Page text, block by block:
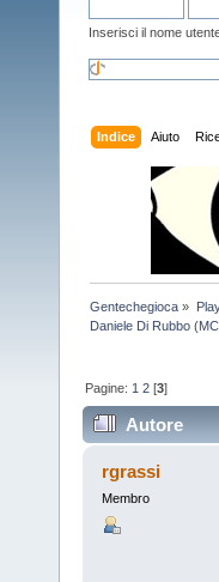
Inserisci il nome
Indice Aiuto
Gentechegioca »
Daniele Di Rubbo
Pagine: 1 2 [3]
Autore
rgrassi
Membro